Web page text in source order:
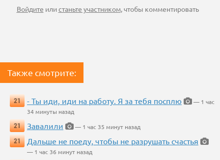
Войдите илистаньте участником , чтобы комментировать
Также смотрите:
21 - Ты иди, иди на работу. Я за тебя посплю
— 1 час
34 минуты назад
21
Завалили
— 1 час 35 минут назад
21
Дальше не поеду, чтобы не разрушать счастья
— 1 час 36 минут назад